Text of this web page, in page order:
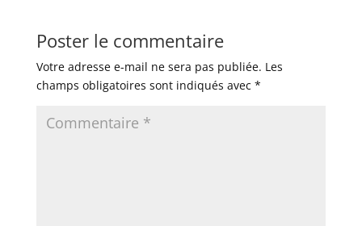
Poster le commentaire
Votre adresse e-mail ne sera pas publiée. Les
champs obligatoires sont indiqués avec *